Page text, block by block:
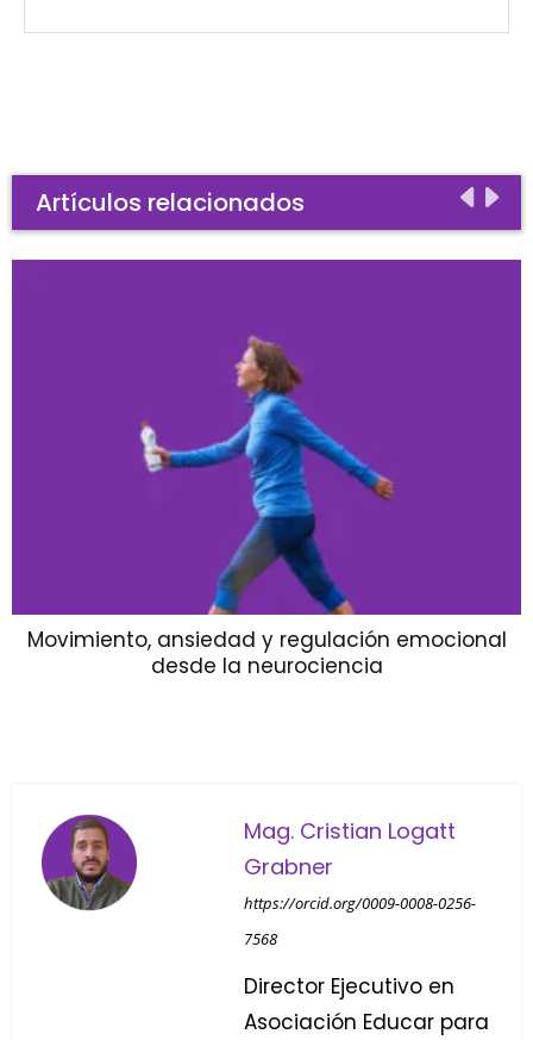
Artículos relacionados
Movimiento, ansiedad y regulación emocional
desde la neurociencia
Mag. Cristian Logatt
Grabner
https://orcid.org/0009-0008-0256-
7568
Director Ejecutivo en
Asociación Educar para